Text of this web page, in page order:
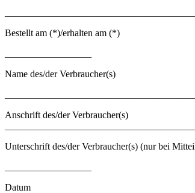
Bestellt am (*)/erhalten am (*)
Name des/der Verbraucher(s)
Anschrift des/der Verbraucher(s)
Unterschrift des/der Verbraucher(s) (nur bei
Datum